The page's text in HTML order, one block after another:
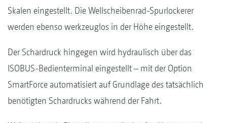
Skalen eingestellt. Die Wellscheibenrad-Spurlockerer
werden ebenso werkzeuglos in der Höhe eingestellt.
Der Schardruck hingegen wird hydraulisch über das
ISOBUS-Bedienterminal eingestellt – mit der Option
SmartForce automatisiert auf Grundlage des tatsächlich
benötigten Schardrucks während der Fahrt.